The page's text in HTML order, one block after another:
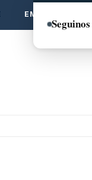
EMPRENDE